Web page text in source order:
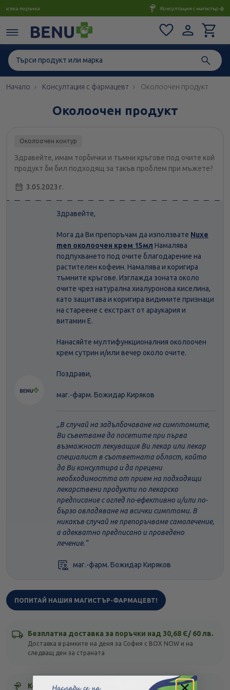
Консултация с магистър-фармацевт до 1 час
Начало Консултация с фармацевт Околоочен продукт
Околоочен продукт
Околоочен контур
Здравейте, имам торбички и тъмни кръгове под очите кой
продукт би бил подходящ за такъв проблем при мъжете?
3.05.2023 г.
Здравейте,
Мога да Ви препоръчам да използвате Nuxe
men околоочен крем 15мл Намалява
подпухването под очите благодарение на
растителен кофеин. Намалява и коригира
тъмните кръгове. Изглажда зоната около
очите чрез натурална хиалуронова киселина,
като защитава и коригира видимите признаци
на стареене с екстракт от араукария и
витамин Е.
Нанасяйте мултифункционалния околоочен
крем сутрин и/или вечер около очите.
Поздрави,
маг.-фарм. Божидар Киряков
В случай на задълбочаване на симптомите,
Ви съветваме да посетите при първа
възможност лекуващия Ви лекар или лекар
специалист в съответната област, който
да Ви консултира и да прецени
необходимостта от прием на подходящи
лекарствени продукти по лекарско
предписание с оглед по-ефективно и/или по-
бързо овладяване на всички симптоми. В
никакъв случай не препоръчваме самолечение,
а адекватно предписано и проведено
лечение.
маг.-фарм. Божидар Киряков
ПОПИТАЙ НАШИЯ МАГИСТЪР-ФАРМАЦЕВТ!
Безплатна доставка за поръчки над 30,68 Є/ 60 лв.
Доставка в рамките на деня за София с BOX NOW и на
следващ ден за страната
Консултация с фармацевт